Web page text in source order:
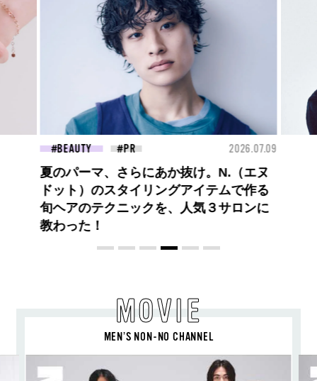
FASHION 2026.07.09
【PRADA × NI-KI(ENHYPEN)】時をかけ
る、ニューモード
MOVIE
MEN’S NON-NO CHANNEL